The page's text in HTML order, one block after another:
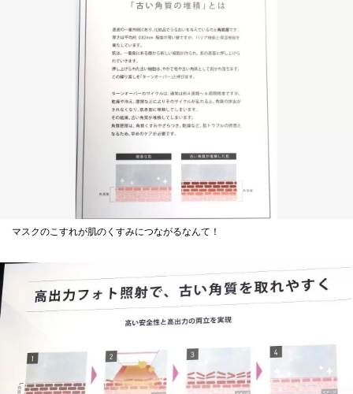
マスクのこすれが肌のくすみにつながるなんて！